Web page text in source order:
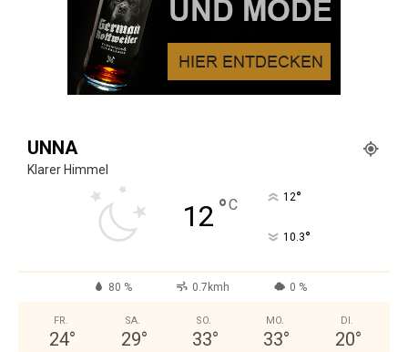
UNNA
Klarer Himmel
12 °C 12°
10.3°
80 % 0.7kmh 0 %
FR.
24°
SA.
29°
SO.
33°
MO.
33°
DI.
20°